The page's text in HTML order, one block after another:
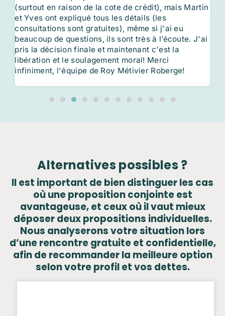
de Roy Métivier le syndic en insolvabilité à
considérer en premier.
Alternatives possibles ?
Il est important de bien distinguer les cas
où une proposition conjointe est
avantageuse, et ceux où il vaut mieux
déposer deux propositions individuelles.
Nous analyserons votre situation lors
d’une rencontre gratuite et confidentielle,
afin de recommander la meilleure option
selon votre profil et vos dettes.